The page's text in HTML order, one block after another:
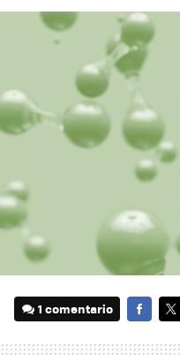
1 comentario